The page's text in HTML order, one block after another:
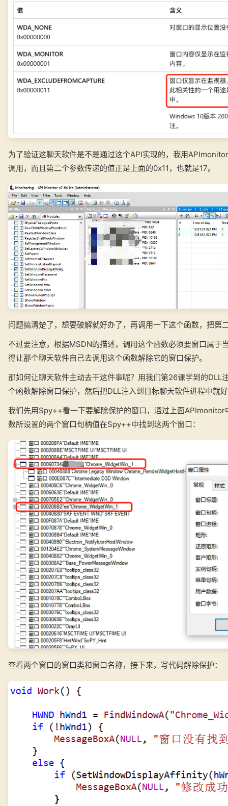
为了验证这聊天软件是不是通过这个API实现的，我用
调用，而且第二个参数传递的值正是上面的0x11，也就是17。
问题搞清楚了，想要破解就好办了，再调用一下这个函数，把第
不过要注意，根据MSDN的描述，调用这个函数必须要窗口属于
得让那个聊天软件自己去调用这个函数解除它的窗口保护。
那如何让聊天软件主动去干这件事呢？用我们第26课学到的DLL
个函数解除窗口保护，然后把DLL注入到目标聊天软件进程中就
我们先用Spy++看一下要解除保护的窗口，通过上面APImonitor
数所设置的两个窗口句柄值在Spy++中找到这两个窗口：
查看两个窗口的窗口类和窗口名称，接下来，写代码解除保护：